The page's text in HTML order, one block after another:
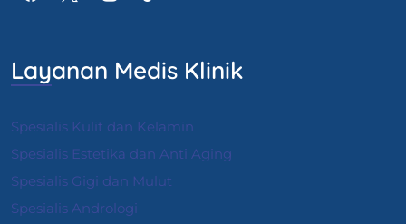
Layanan Medis Klinik
Spesialis Kulit dan Kelamin
Spesialis Estetika dan Anti Aging
Spesialis Gigi dan Mulut
Spesialis Andrologi